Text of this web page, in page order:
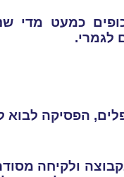
כמעט מדי
לגמרי.
הפסיקה לבוא
½7, שלמרות התמדתם